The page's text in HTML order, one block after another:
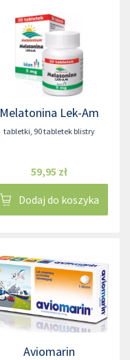
Melatonina Lek-Am
tabletki 90 tabletek blistry
59,95 zł
Dodaj do koszyka
Aviomarin